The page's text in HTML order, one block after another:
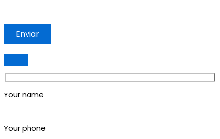
Your name
Your phone